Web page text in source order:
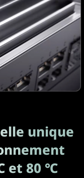
unique
et 80 ℃